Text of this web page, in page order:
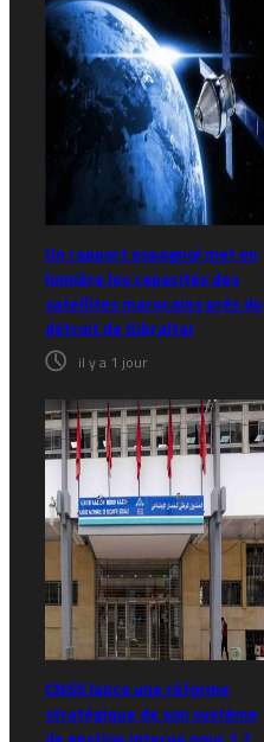
Un rapport espagnol met en
lumière les capacités des
satellites marocains près du
détroit de Gibraltar
il y a 1 jour
CNSS lance une réforme
stratégique de son système